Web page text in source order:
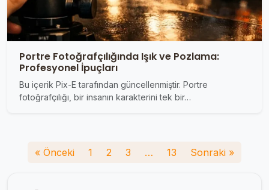
Portre Fotoğrafçılığında Işık ve Pozlama:
Profesyonel İpuçları
Bu içerik Pix-E tarafından güncellenmiştir. Portre
fotoğrafçılığı, bir insanın karakterini tek bir…
« Önceki 1 2 3 … 13 Sonraki »